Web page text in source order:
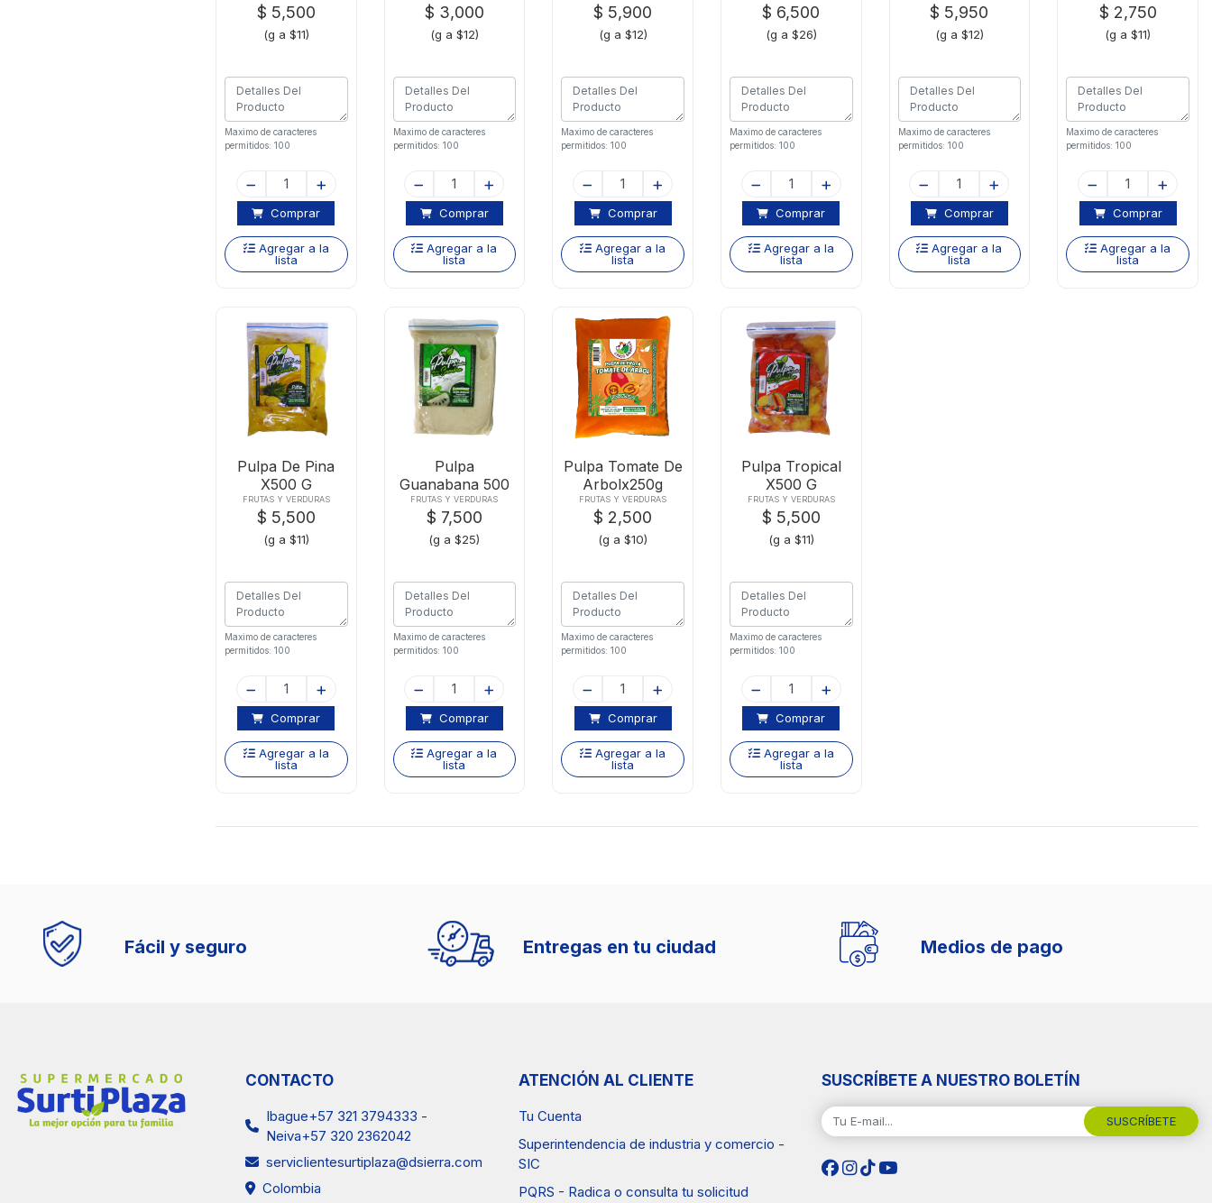
$ 5,500
(g a $11)
Maximo de caracteres
permitidos: 100
Comprar
Agregar a la
lista
$ 3,000
(g a $12)
Maximo de caracteres
permitidos: 100
Comprar
Agregar a la
lista
$ 5,900
(g a $12)
Maximo de caracteres
permitidos: 100
Comprar
Agregar a la
lista
$ 6,500
(g a $26)
Maximo de caracteres
permitidos: 100
Comprar
Agregar a la
lista
$ 5,950
(g a $12)
Maximo de caracteres
permitidos: 100
Comprar
Agregar a la
lista
$ 2,750
(g a $11)
Maximo de caracteres
permitidos: 100
Comprar
Agregar a la
lista
Pulpa De Pina
X500 G
FRUTAS Y VERDURAS
$ 5,500
(g a $11)
Maximo de caracteres
permitidos: 100
Comprar
Agregar a la
lista
Pulpa
Guanabana 500
Gr
FRUTAS Y VERDURAS
$ 7,500
(g a $25)
Maximo de caracteres
permitidos: 100
Comprar
Agregar a la
lista
Pulpa Tomate De
Arbolx250g
FRUTAS Y VERDURAS
$ 2,500
(g a $10)
Maximo de caracteres
permitidos: 100
Comprar
Agregar a la
lista
Pulpa Tropical
X500 G
FRUTAS Y VERDURAS
$ 5,500
(g a $11)
Maximo de caracteres
permitidos: 100
Comprar
Agregar a la
lista
Fácil y seguro Entregas en tu ciudad Medios de pago
CONTACTO
Ibague+57 321 3794333 -
Neiva+57 320 2362042
serviclientesurtiplaza@dsierra.com
Colombia
ATENCIÓN AL CLIENTE
Tu Cuenta
Superintendencia de industria y comercio -
SIC
PQRS - Radica o consulta tu solicitud
SUSCRÍBETE A NUESTRO BOLETÍN
SUSCRÍBETE